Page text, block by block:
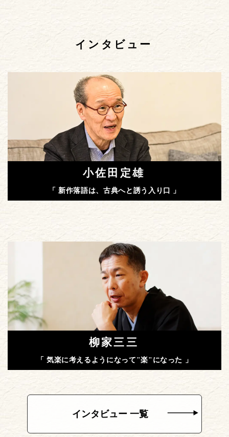
インタビュー
小佐田定雄
「 新作落語は、古典へと誘う入り口 」
柳家三三
「 気楽に考えるようになって"楽"になった 」
インタビュー 一覧